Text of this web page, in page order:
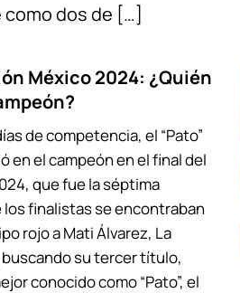
dos de […]
México 2024: ¿Quién
de competencia, el “Pato”
en el campeón en el final del
que fue la séptima
finalistas se encontraban
rojo a Mati Álvarez, La
su tercer título,
conocido como “Pato”, el